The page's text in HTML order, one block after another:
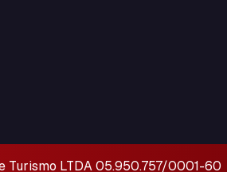
Turismo LTDA05.950.757/0001-60